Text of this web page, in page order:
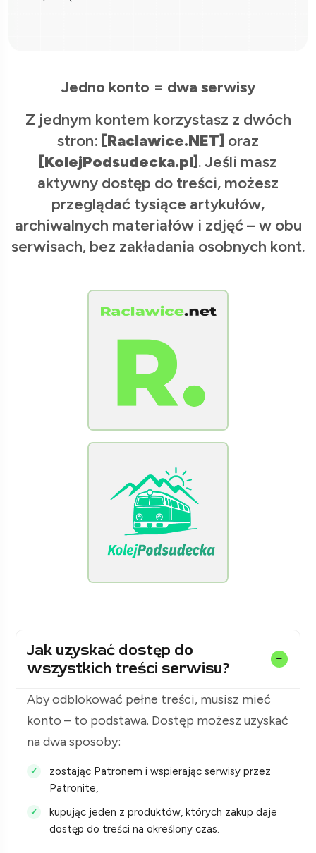
Jedno konto = dwa serwisy
Z jednym kontem korzystasz z dwóch
stron: [Raclawice.NET] oraz
[KolejPodsudecka.pl]. Jeśli masz
aktywny dostęp do treści, możesz
przeglądać tysiące artykułów,
archiwalnych materiałów i zdjęć – w obu
serwisach, bez zakładania osobnych kont.
Jak uzyskać dostęp do
wszystkich treści serwisu?
Aby odblokować pełne treści, musisz mieć
konto – to podstawa. Dostęp możesz uzyskać
na dwa sposoby:
zostając Patronem i wspierając serwisy przez
Patronite,
kupując jeden z produktów, których zakup daje
dostęp do treści na określony czas.